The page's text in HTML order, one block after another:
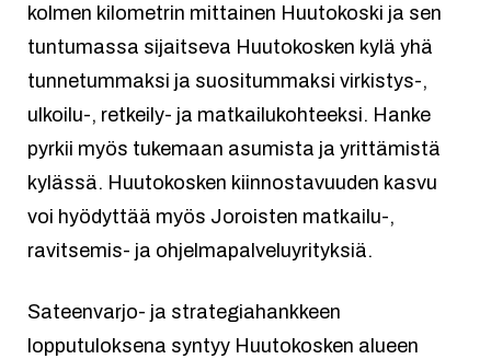
kolmen kilometrin mittainen Huutokoski ja sen
tuntumassa sijaitseva Huutokosken kylä yhä
tunnetummaksi ja suositummaksi virkistys-,
ulkoilu-, retkeily- ja matkailukohteeksi. Hanke
pyrkii myös tukemaan asumista ja yrittämistä
kylässä. Huutokosken kiinnostavuuden kasvu
voi hyödyttää myös Joroisten matkailu-,
ravitsemis- ja ohjelmapalveluyrityksiä.
Sateenvarjo- ja strategiahankkeen
lopputuloksena syntyy Huutokosken alueen